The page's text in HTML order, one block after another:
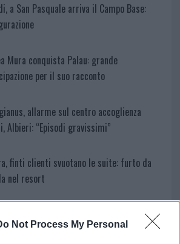
Not Process My Personal
a San Pasquale arriva il Campo Base:
Mura conquista Palau: grande
per il suo racconto
allarme sul centro accoglienza
Albieri: “Episodi gravissimi”
finti clienti svuotano le suite: furto da
nel resort